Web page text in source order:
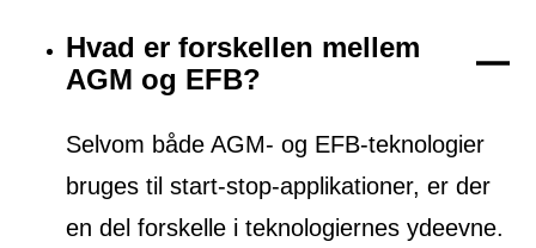
Hvad er forskellen mellem
AGM og EFB?
Selvom både AGM- og EFB-teknologier
bruges til start-stop-applikationer, er der
en del forskelle i teknologiernes ydeevne.